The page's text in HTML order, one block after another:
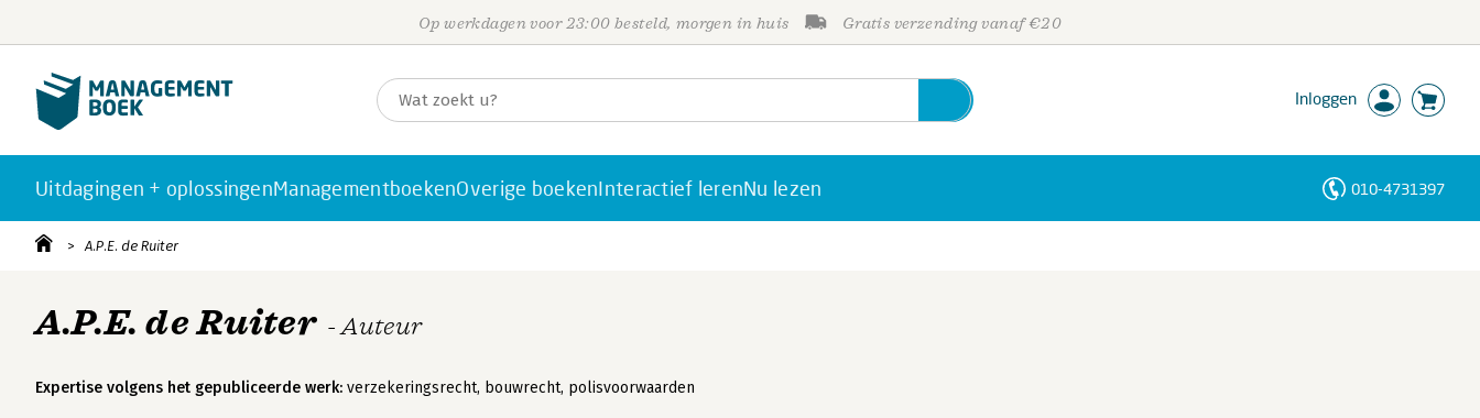
Op werkdagen voor 23:00 besteld, morgen in huis Gratis verzending vanaf €20
Inloggen
Uitdagingen + oplossingenManagementboekenOverige boekenInteractief lerenNu lezen 010-4731397
A.P.E. de Ruiter
A.P.E. de Ruiter - Auteur
Expertise volgens het gepubliceerde werk: verzekeringsrecht, bouwrecht, polisvoorwaarden
Personen